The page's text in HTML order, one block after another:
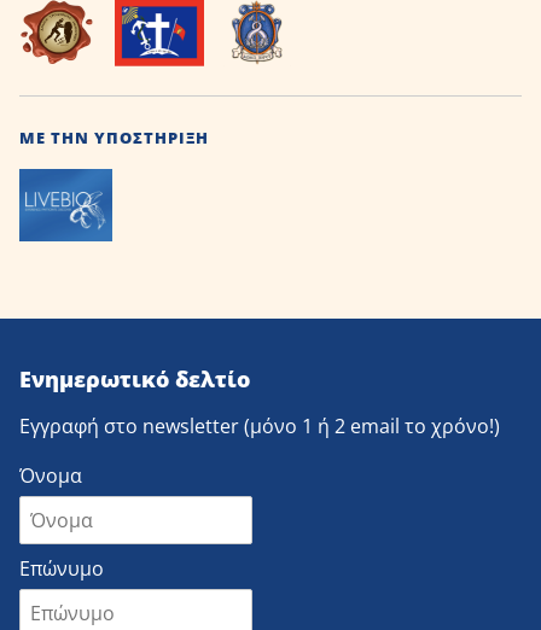
ΜΕ ΤΗΝ ΥΠΟΣΤΉΡΙΞΗ
Ενημερωτικό δελτίο
Εγγραφή στο newsletter (μόνο 1 ή 2 email το χρόνο!)
Όνομα
Επώνυμο